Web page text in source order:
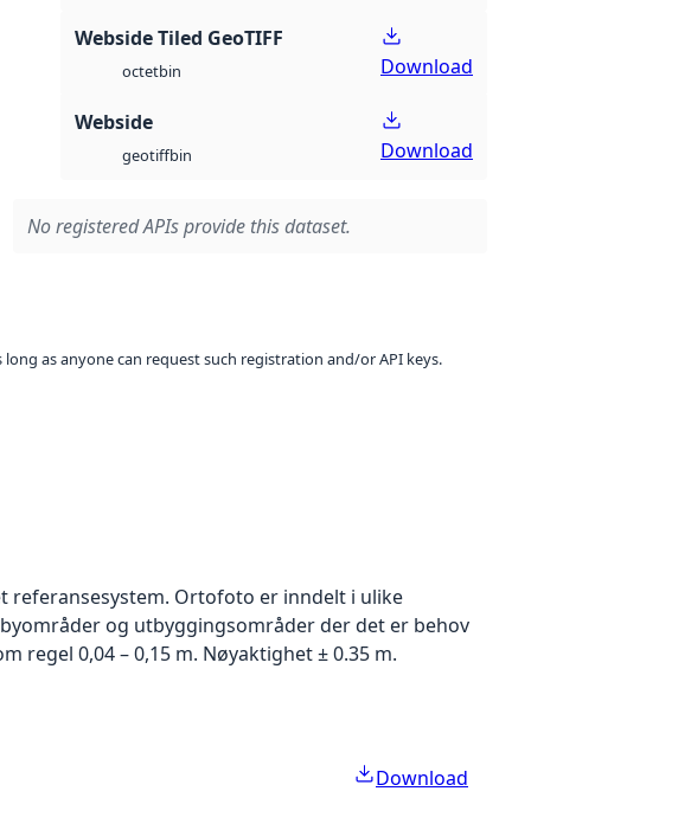
Webside Tiled GeoTIFF
octetbin Download
Webside
geotiffbin Download
No registered APIs provide this dataset.
as anyone can request such registration and/or API keys.
referansesystem. Ortofoto er inndelt i ulike
og utbyggingsområder der det er behov
0,04 – 0,15 m. Nøyaktighet ± 0.35 m.
Download